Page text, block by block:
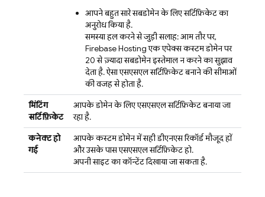
आपने बहुत सारे सबडोमेन के लिए सर्टिफ़िकेट का
अनुरोध किया है.
समस्या हल करने से जुड़ी सलाह: आम तौर पर,
Firebase Hostingएक एपेक्स कस्टम डोमेन पर
20 से ज़्यादा सबडोमेन इस्तेमाल न करने का सुझाव
देता है. ऐसा एसएसएल सर्टिफ़िकेट बनाने की सीमाओं
की वजह से होता है.
मिंटिंग
सर्टिफ़िकेट
आपके डोमेन के लिए एसएसएल सर्टिफ़िकेट बनाया जा
रहा है.
कनेक्ट हो
गई
आपके कस्टम डोमेन में सही डीएनएस रिकॉर्ड मौजूद हों
और उसके पास एसएसएल सर्टिफ़िकेट हो.
अपनी साइट का कॉन्टेंट दिखाया जा सकता है.